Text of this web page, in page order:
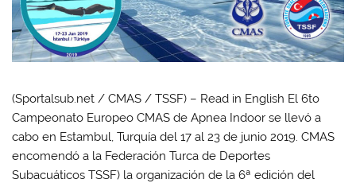
(Sportalsub.net / CMAS / TSSF) – Read in English El 6to
Campeonato Europeo CMAS de Apnea Indoor se llevó a
cabo en Estambul, Turquía del 17 al 23 de junio 2019. CMAS
encomendó a la Federación Turca de Deportes
Subacuáticos TSSF) la organización de la 6ª edición del